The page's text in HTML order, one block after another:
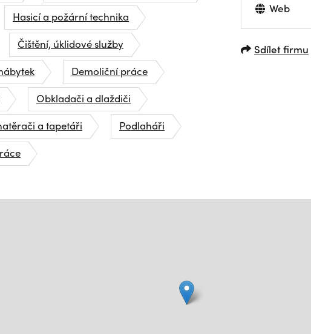
Hasicí a požární technika
Čištění, úklidové služby
Demoliční práce
Obkladači a dlaždiči
a tapetáři
Podlaháři
Web
Sdílet firmu